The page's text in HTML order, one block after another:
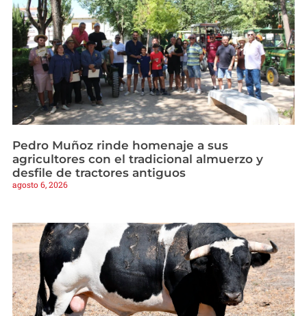
Pedro Muñoz rinde homenaje a sus
agricultores con el tradicional almuerzo y
desfile de tractores antiguos
agosto 6, 2026